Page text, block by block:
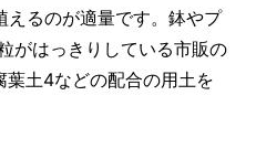
るのが適量です。鉢やプ
がはっきりしている市販の
葉土4などの配合の用土を